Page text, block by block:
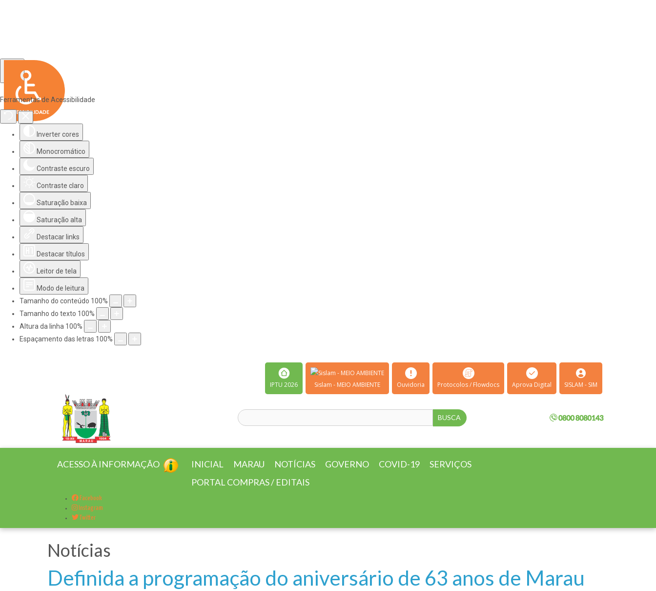
Ferramentas de Acessibilidade
Inverter cores
Monocromático
Contraste escuro
Contraste claro
Saturação baixa
Saturação alta
Destacar links
Destacar títulos
Leitor de tela
Modo de leitura
Tamanho do conteúdo 100%
Tamanho do texto 100%
Altura da linha 100%
Espaçamento das letras 100%
IPTU 2026 Sislam - MEIO AMBIENTE Ouvidoria Protocolos / Flowdocs Aprova Digital SISLAM - SIM
ACESSO À INFORMAÇÃO INICIAL MARAU NOTÍCIAS GOVERNO COVID-19
SERVIÇOS
PORTAL COMPRAS / EDITAIS
Facebook
Instagram
Twitter
Notícias
Definida a programação do aniversário de 63 anos de Marau